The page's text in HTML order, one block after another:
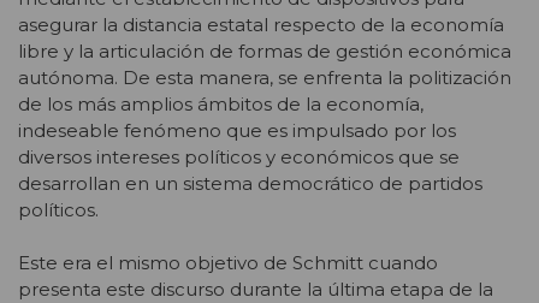
asegurar la distancia estatal respecto de la economía
libre y la articulación de formas de gestión económica
autónoma. De esta manera, se enfrenta la politización
de los más amplios ámbitos de la economía,
indeseable fenómeno que es impulsado por los
diversos intereses políticos y económicos que se
desarrollan en un sistema democrático de partidos
políticos.
Este era el mismo objetivo de Schmitt cuando
presenta este discurso durante la última etapa de la